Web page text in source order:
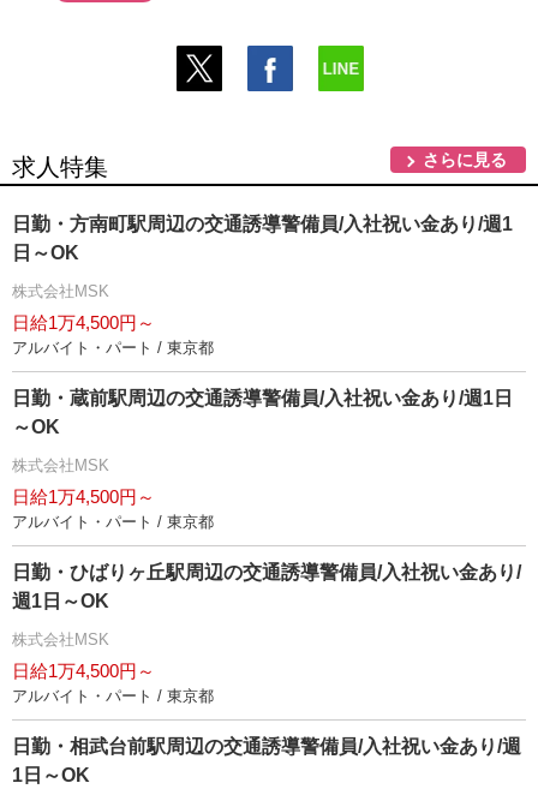
求人特集 さらに見る
日勤・方南町駅周辺の交通誘導警備員/入社祝い金あり/週1
日～OK
株式会社MSK
日給1万4,500円～
アルバイト・パート / 東京都
日勤・蔵前駅周辺の交通誘導警備員/入社祝い金あり/週1日
～OK
株式会社MSK
日給1万4,500円～
アルバイト・パート / 東京都
日勤・ひばりヶ丘駅周辺の交通誘導警備員/入社祝い金あり/
週1日～OK
株式会社MSK
日給1万4,500円～
アルバイト・パート / 東京都
日勤・相武台前駅周辺の交通誘導警備員/入社祝い金あり/週
1日～OK